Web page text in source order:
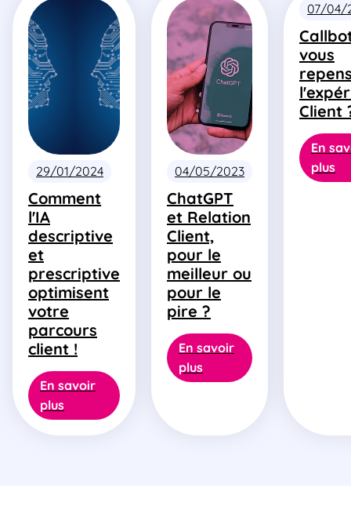
29/01/2024
Comment
l'IA
descriptive
et
prescriptive
optimisent
votre
parcours
client !
En savoir
plus
04/05/2023
ChatGPT
et Relation
Client,
pour le
meilleur ou
pour le
pire ?
En savoir
plus
07/04/
vous
Client
En
plus